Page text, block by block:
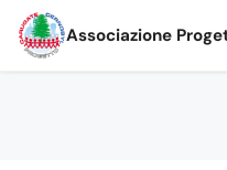
Associazione